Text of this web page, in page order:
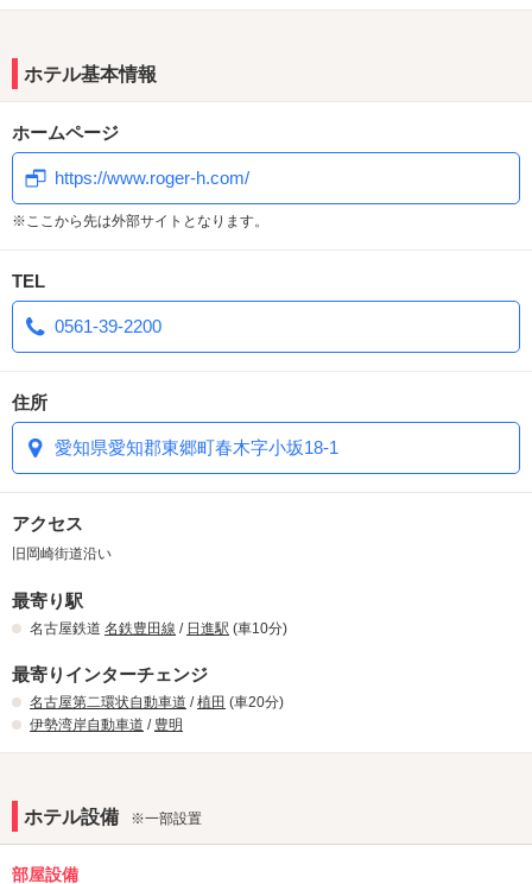
3時間休憩 4500円～
フリータイム 5000円～
宿泊 5500円～
★クロームキャスト全室対応！
ホテル基本情報
ホームページ
https://www.roger-h.com/
※ここから先は外部サイトとなります。
TEL
0561-39-2200
住所
愛知県愛知郡東郷町春木字小坂18-1
アクセス
旧岡崎街道沿い
最寄り駅
名古屋鉄道 名鉄豊田線 / 日進駅 (車10分)
最寄りインターチェンジ
名古屋第二環状自動車道 /植田 (車20分)
伊勢湾岸自動車道 / 豊明
ホテル設備 ※一部設置
部屋設備